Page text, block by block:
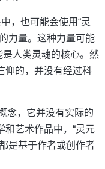
，也可能会使用“灵
力量。这种力量可能
人类灵魂的核心。然
仰的，并没有经过科
念，它并没有实际的
和艺术作品中，“灵元
是基于作者或创作者